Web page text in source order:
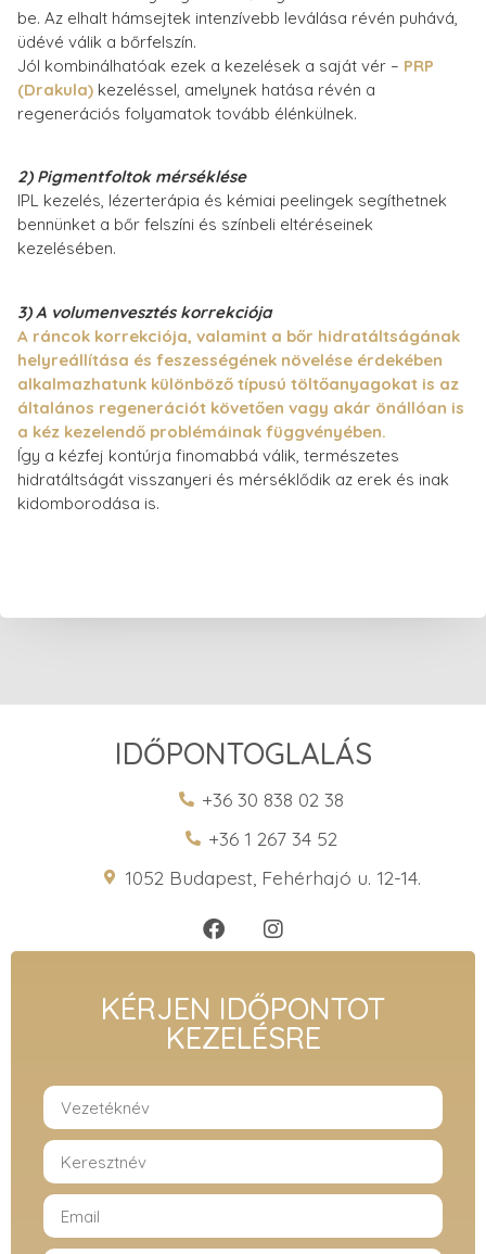
be. Az elhalt hámsejtek intenzívebb leválása révén puhává,
üdévé válik a bőrfelszín.
Jól kombinálhatóak ezek a kezelések a saját vér – PRP
(Drakula) kezeléssel, amelynek hatása révén a
regenerációs folyamatok tovább élénkülnek.
2) Pigmentfoltok mérséklése
IPL kezelés, lézerterápia és kémiai peelingek segíthetnek
bennünket a bőr felszíni és színbeli eltéréseinek
kezelésében.
3) A volumenvesztés korrekciója
A ráncok korrekciója, valamint a bőr hidratáltságának
helyreállítása és feszességének növelése érdekében
alkalmazhatunk különböző típusú töltőanyagokat is az
általános regenerációt követően vagy akár önállóan is
a kéz kezelendő problémáinak függvényében.
Így a kézfej kontúrja finomabbá válik, természetes
hidratáltságát visszanyeri és mérséklődik az erek és inak
kidomborodása is.
IDŐPONTOGLALÁS
+36 30 838 02 38
+36 1 267 34 52
1052 Budapest, Fehérhajó u. 12-14.
KÉRJEN IDŐPONTOT
KEZELÉSRE